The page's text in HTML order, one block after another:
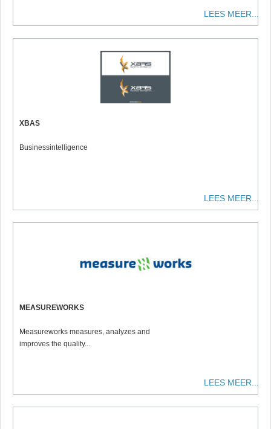
LEES MEER...
XBAS
Businessintelligence
LEES MEER...
MEASUREWORKS
Measureworks measures, analyzes and
improves the quality...
LEES MEER...